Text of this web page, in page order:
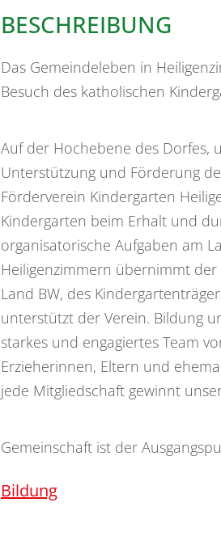
BESCHREIBUNG
Das Gemeindeleben in
Besuch des katholischen
Auf der Hochebene des Dorfes,
Unterstützung und Förderung
Förderverein Kindergarten
Kindergarten beim Erhalt und
organisatorische Aufgaben am
Heiligenzimmern übernimmt
Land BW, des
unterstützt der Verein. Bildung
starkes und engagiertes Team
Erzieherinnen, Eltern und
jede Mitgliedschaft gewinnt
Gemeinschaft ist der
Bildung